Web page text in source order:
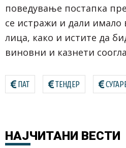
поведување постапка
се истражи и дали
лица, како и истите да
виновни и казнети
ПАТ ТЕНДЕР
НАЈЧИТАНИ ВЕСТИ